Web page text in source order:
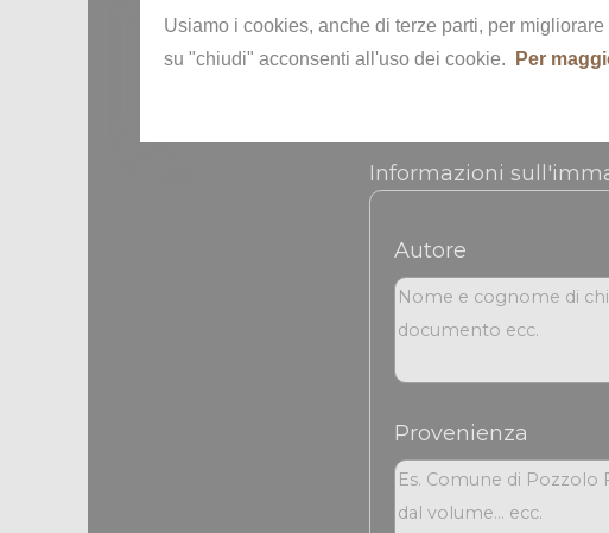
Nickname
Informazioni
Autore
Provenienza
Usiamo i cookies, anche di terze parti, per
su "chiudi" acconsenti all'uso dei cookie.
Per